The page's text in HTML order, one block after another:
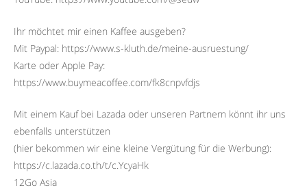
Ihr möchtet mir einen Kaffee ausgeben?
Mit Paypal: https://www.s-kluth.de/meine-ausruestung/
Karte oder Apple Pay:
https://www.buymeacoffee.com/fk8cnpvfdjs
Mit einem Kauf bei Lazada oder unseren Partnern könnt ihr uns
ebenfalls unterstützen
(hier bekommen wir eine kleine Vergütung für die Werbung):
https://c.lazada.co.th/t/c.YcyaHk
12Go Asia